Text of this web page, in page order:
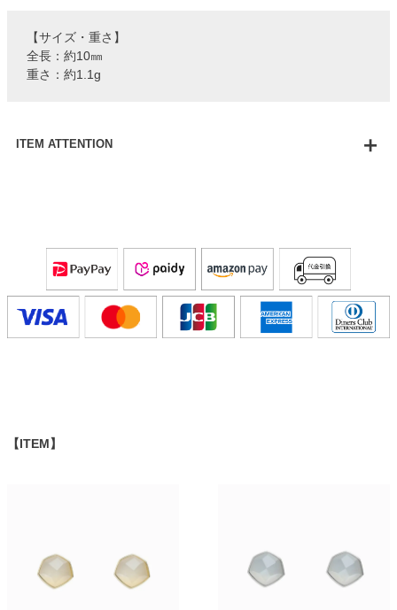
【サイズ・重さ】
全長：約10㎜
重さ：約1.1g
ITEM ATTENTION
【ITEM】